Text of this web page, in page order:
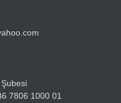
Şubesi
7806 1000 01